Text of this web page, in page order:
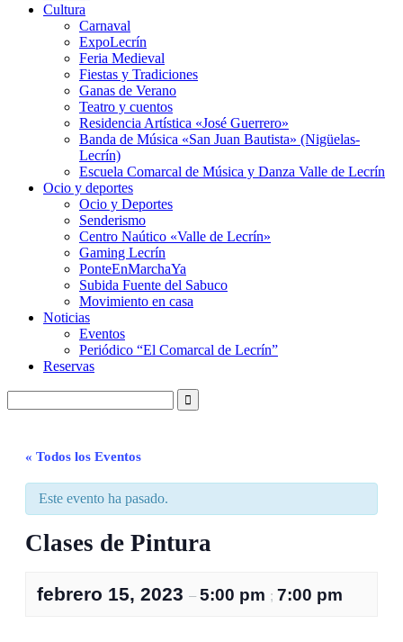
Cultura
Carnaval
ExpoLecrín
Feria Medieval
Fiestas y Tradiciones
Ganas de Verano
Teatro y cuentos
Residencia Artística «José Guerrero»
Banda de Música «San Juan Bautista» (Nigüelas-
Lecrín)
Escuela Comarcal de Música y Danza Valle de Lecrín
Ocio y deportes
Ocio y Deportes
Senderismo
Centro Naútico «Valle de Lecrín»
Gaming Lecrín
PonteEnMarchaYa
Subida Fuente del Sabuco
Movimiento en casa
Noticias
Eventos
Periódico “El Comarcal de Lecrín”
Reservas
« Todos los Eventos
Este evento ha pasado.
Clases de Pintura
febrero 15, 2023 – 5:00 pm ; 7:00 pm